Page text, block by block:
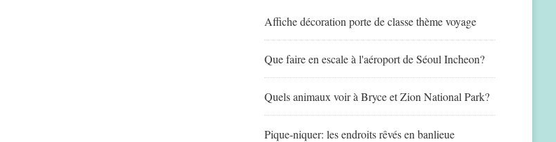
Affiche décoration porte de classe thème voyage
Que faire en escale à l'aéroport de Séoul Incheon?
Quels animaux voir à Bryce et Zion National Park?
Pique-niquer: les endroits rêvés en banlieue